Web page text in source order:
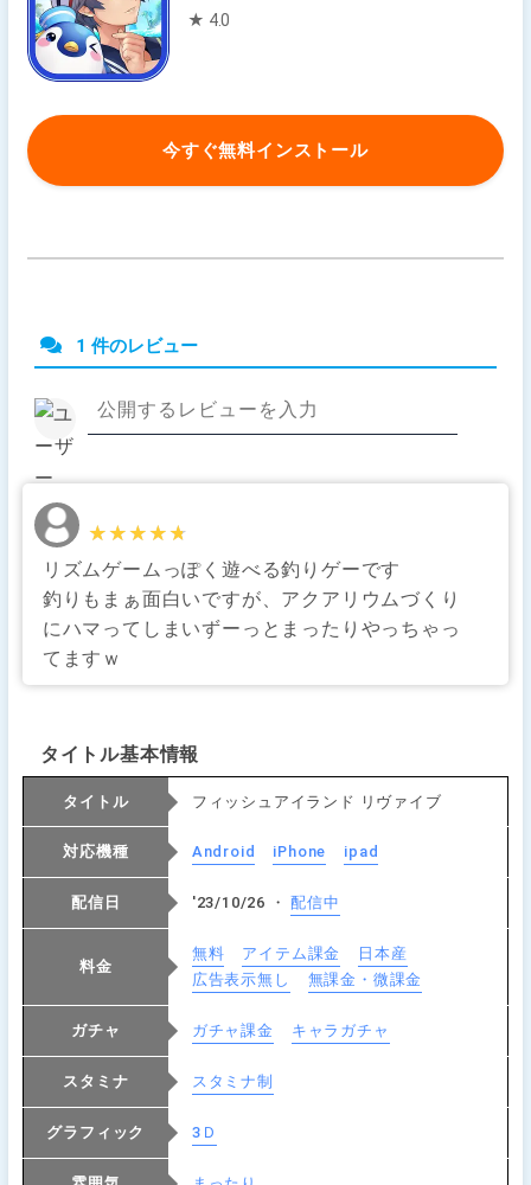
★ 4.0
今すぐ無料インストール
1 件のレビュー
★★★★★
★★★★★
リズムゲームっぽく遊べる釣りゲーです
釣りもまぁ面白いですが、アクアリウムづくり
にハマってしまいずーっとまったりやっちゃっ
てますｗ
タイトル基本情報
タイトル フィッシュアイランド リヴァイブ
対応機種 Android iPhone ipad
配信日 '23/10/26 ・配信中
料金
無料 アイテム課金
日本産
広告表示無し
無課金・微課金
ガチャ ガチャ課金 キャラガチャ
スタミナ スタミナ制
グラフィック 3Ｄ